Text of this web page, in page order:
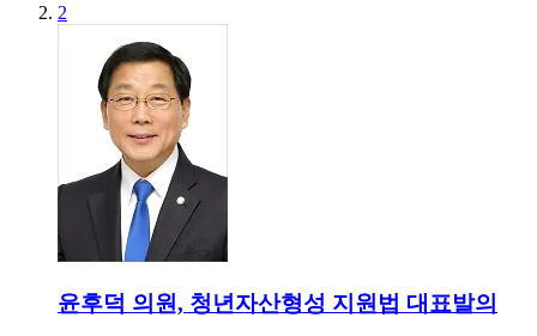
2
윤후덕 의원, 청년자산형성 지원법 대표발의